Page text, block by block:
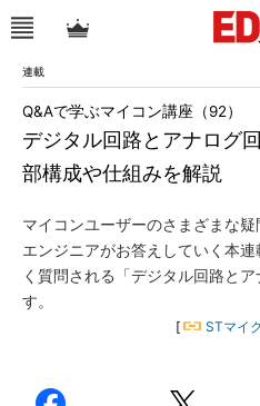
連載
デジタル回路とアナログ
部構成や仕組みを解説
Q&Aで学ぶマイコン講座（92）
マイコンユーザーのさまざまな
エンジニアがお答えしていく本
く質問される「デジタル回路と
す。
[ STマイ